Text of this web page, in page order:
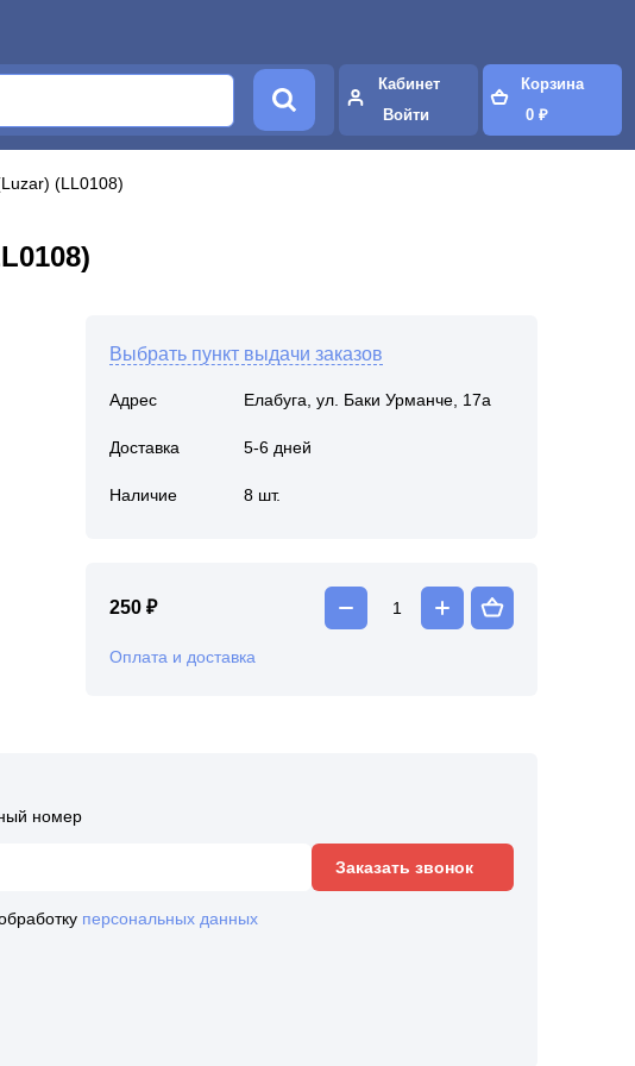
Кабинет
Войти
Корзина
0 ₽
(LL0108)
Выбрать пункт выдачи заказов
Адрес Елабуга, ул. Баки Урманче, 17а
Доставка 5-6 дней
Наличие 8 шт.
250 ₽
Оплата и доставка
номер
Заказать звонок
персональных данных